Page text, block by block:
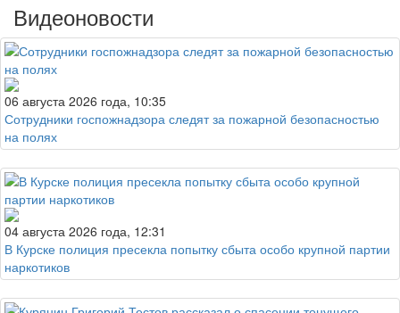
Видеоновости
06 августа 2026 года, 10:35
Сотрудники госпожнадзора следят за пожарной безопасностью
на полях
04 августа 2026 года, 12:31
В Курске полиция пресекла попытку сбыта особо крупной партии
наркотиков